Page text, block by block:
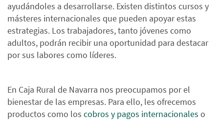
ayudándoles a desarrollarse. Existen distintos cursos y
másteres internacionales que pueden apoyar estas
estrategias. Los trabajadores, tanto jóvenes como
adultos, podrán recibir una oportunidad para destacar
por sus labores como líderes.
En Caja Rural de Navarra nos preocupamos por el
bienestar de las empresas. Para ello, les ofrecemos
productos como los cobros y pagos internacionales o